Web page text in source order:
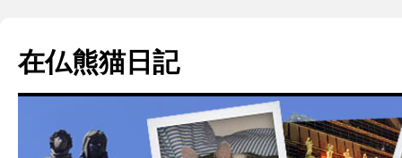
在仏熊猫日記